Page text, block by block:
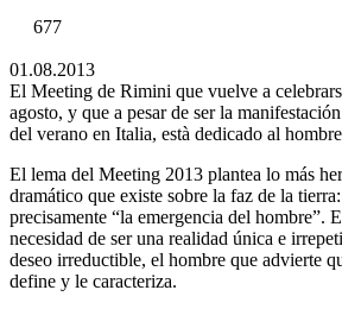
677
01.08.2013
El Meeting de Rimini que vuelve a
agosto, y que a pesar de ser la
del verano en Italia, està dedicado al
El lema del Meeting 2013 plantea lo más
dramático que existe sobre la faz de la
precisamente “la emergencia del hombre”.
necesidad de ser una realidad única e
deseo irreductible, el hombre que advierte
define y le caracteriza.